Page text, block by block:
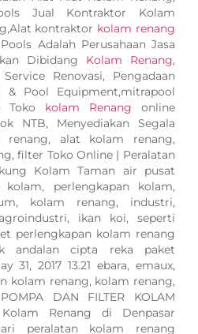
Jual Kontraktor Kolam
kontraktor kolam renang
Adalah Perusahaan Jasa
Dibidang Kolam Renang,
Renovasi, Pengadaan
& Pool Equipment,mitrapool
Toko kolam Renang online
NTB, Menyediakan Segala
renang, alat kolam renang,
filter Toko Online | Peralatan
Kolam Taman air pusat
perlengkapan kolam,
kolam renang, industri,
ikan koi, seperti
perlengkapan kolam renang
andalan cipta reka paket
31, 2017 13.21 ebara, emaux,
kolam renang, kolam renang,
DAN FILTER KOLAM
Kolam Renang di Denpasar
peralatan kolam renang